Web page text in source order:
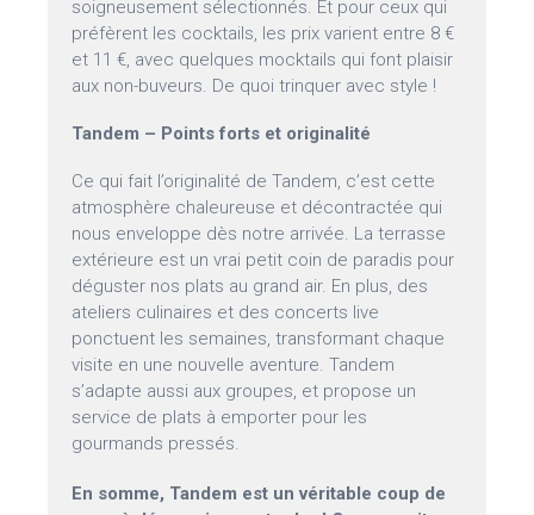
soigneusement sélectionnés. Et pour ceux qui
préfèrent les cocktails, les prix varient entre 8 €
et 11 €, avec quelques mocktails qui font plaisir
aux non-buveurs. De quoi trinquer avec style !
Tandem – Points forts et originalité
Ce qui fait l’originalité de Tandem, c’est cette
atmosphère chaleureuse et décontractée qui
nous enveloppe dès notre arrivée. La terrasse
extérieure est un vrai petit coin de paradis pour
déguster nos plats au grand air. En plus, des
ateliers culinaires et des concerts live
ponctuent les semaines, transformant chaque
visite en une nouvelle aventure. Tandem
s’adapte aussi aux groupes, et propose un
service de plats à emporter pour les
gourmands pressés.
En somme, Tandem est un véritable coup de